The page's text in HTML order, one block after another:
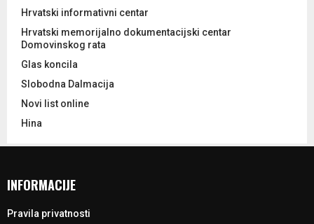
Hrvatski informativni centar
Hrvatski memorijalno dokumentacijski centar
Domovinskog rata
Glas koncila
Slobodna Dalmacija
Novi list online
Hina
INFORMACIJE
Pravila privatnosti